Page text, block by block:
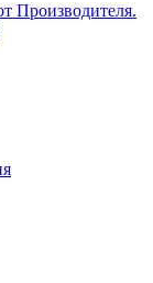
Производителя.